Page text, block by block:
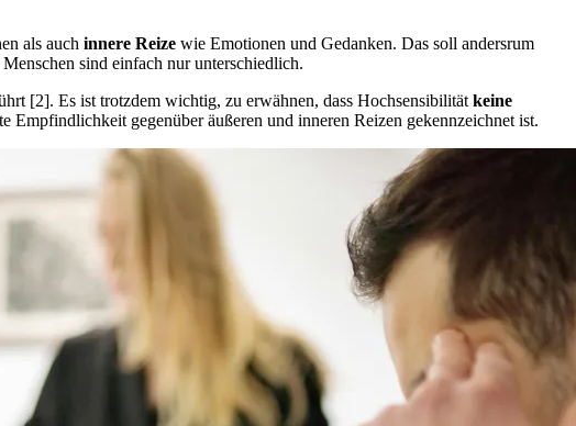
als auch innere Reize wie Emotionen und Gedanken. Das soll andersrum
sind einfach nur unterschiedlich.
[2]. Es ist trotzdem wichtig, zu erwähnen, dass Hochsensibilität keine
Empfindlichkeit gegenüber äußeren und inneren Reizen gekennzeichnet ist.